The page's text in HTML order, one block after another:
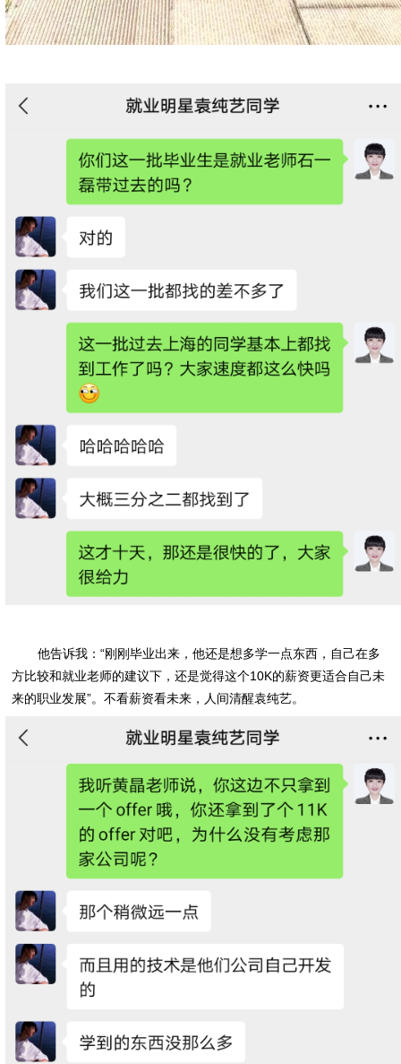
他告诉我：“刚刚毕业出来，他还是想多学一点东西，自己在多
方比较和就业老师的建议下，还是觉得这个10K的薪资更适合自己未
来的职业发展”。不看薪资看未来，人间清醒袁纯艺。